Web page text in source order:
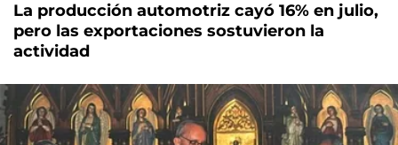
La producción automotriz cayó 16% en julio,
pero las exportaciones sostuvieron la
actividad